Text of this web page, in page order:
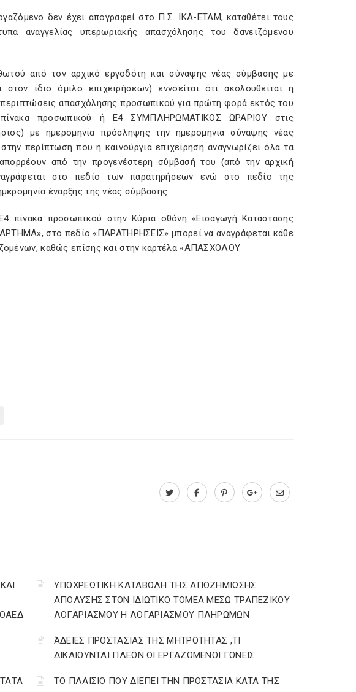
δεν έχει απογραφεί στο Π.Σ. IKA-ETAM, καταθέτει τους
αναγγελίας υπερωριακής απασχόλησης του δανειζόμενου
από τον αρχικό εργοδότη και σύναψης νέας σύμβασης με
ίδιο όμιλο επιχειρήσεων) εννοείται ότι ακολουθείται η
απασχόλησης προσωπικού για πρώτη φορά εκτός του
προσωπικού ή E4 ΣYMΠΛHPΩMATIKOΣ ΩPAPIOY στις
με ημερομηνία πρόσληψης την ημερομηνία σύναψης νέας
περίπτωση που η καινούργια επιχείρηση αναγνωρίζει όλα τα
από την προγενέστερη σύμβασή του (από την αρχική
στο πεδίο των παρατηρήσεων ενώ στο πεδίο της
έναρξης της νέας σύμβασης.
πίνακα προσωπικού στην Kύρια οθόνη «Eισαγωγή Kατάστασης
στο πεδίο «ΠAPATHPHΣEIΣ» μπορεί να αναγράφεται κάθε
καθώς επίσης και στην καρτέλα «AΠAΣXOΛOY
YΠΟΧΡΕΩΤΙΚΗ ΚΑΤΑΒΟΛΗ ΤΗΣ ΑΠΟΖΗΜΙΩΣΗΣ
ΑΠΟΛΥΣΗΣ ΣΤΟΝ ΙΔΙΩΤΙΚΟ ΤΟΜΕΑ ΜΕΣΩ ΤΡΑΠΕΖΙΚΟΥ
ΛΟΓΑΡΙΑΣΜΟΥ Η ΛΟΓΑΡΙΑΣΜΟΥ ΠΛΗΡΩΜΩΝ
ΆΔΕΙΕΣ ΠΡΟΣΤΑΣΙΑΣ ΤΗΣ ΜΗΤΡΟΤΗΤΑΣ ,ΤΙ
ΔΙΚΑΙΟΥΝΤΑΙ ΠΛΕΟΝ ΟΙ ΕΡΓΑΖΟΜΕΝΟΙ ΓΟΝΕΙΣ
ΤΟ ΠΛΑΙΣΙΟ ΠΟΥ ΔΙΕΠΕΙ ΤΗΝ ΠΡΟΣΤΑΣΙΑ ΚΑΤΑ ΤΗΣ